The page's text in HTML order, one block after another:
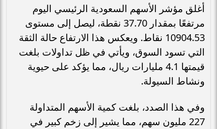
أغلق مؤشر الأسهم السعودية الرئيسي اليوم
مرتفعًا بمقدار 37.70 نقطة، ليصل إلى مستوى
10904.53 نقاط. ويعكس هذا الارتفاع حالة الثقة
التي تسود السوق، ويأتي في ظل تداولات بلغت
قيمتها 4.1 مليارات ريال، مما يؤكد على حيوية
ونشاط السيولة.
وفي هذا الصدد، بلغت كمية الأسهم المتداولة
227 مليون سهم، مما يشير إلى زخم كبير في